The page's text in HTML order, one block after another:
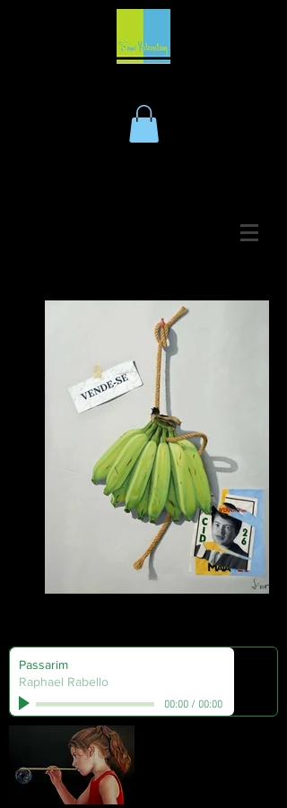
Passarim
Raphael Rabello
00:00/ 00:00